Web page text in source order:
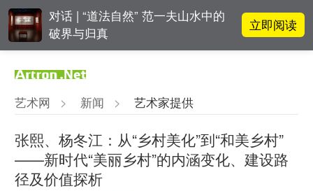
对话 | “道法自然” 范一夫山水中的
破界与归真
立即阅读
为策展式艺术商业综合体？
李铁夫冯钢百领衔 作为群体的早期
粤籍留美艺术家
张瀚文：以物质媒介具象化精神世
界
艺术网 > 新闻 > 艺术家提供
张熙、杨冬江：从“乡村美化”到“和美乡村”
——新时代“美丽乡村”的内涵变化、建设路
径及价值探析